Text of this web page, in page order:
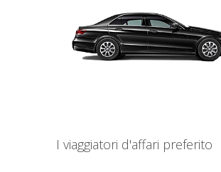
I viaggiatori d'affari preferito